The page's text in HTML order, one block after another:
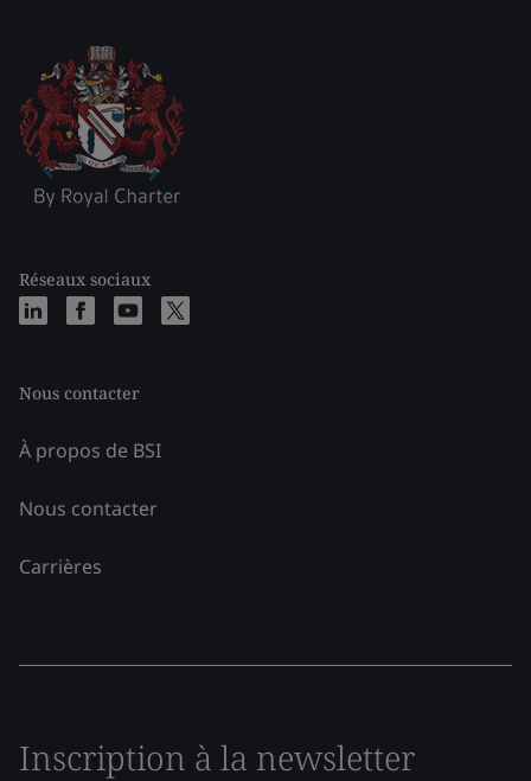
Réseaux sociaux
Nous contacter
À propos de BSI
Nous contacter
Carrières
Inscription à la newsletter